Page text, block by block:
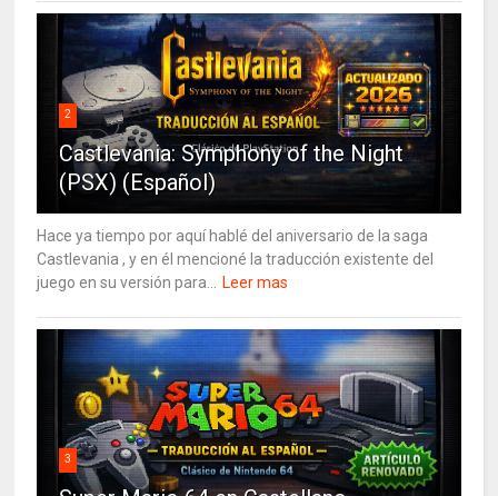
2
Castlevania: Symphony of the Night
(PSX) (Español)
Hace ya tiempo por aquí hablé del aniversario de la saga
Castlevania , y en él mencioné la traducción existente del
juego en su versión para... Leer mas
3